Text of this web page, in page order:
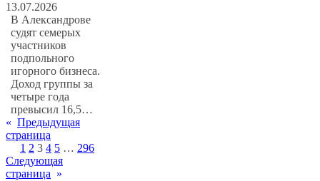
13.07.2026
В Александрове
судят семерых
участников
подпольного
игорного бизнеса.
Доход группы за
четыре года
превысил 16,5…
« Предыдущая
страница
1 2 3 4 5 … 296
Следующая
страница »